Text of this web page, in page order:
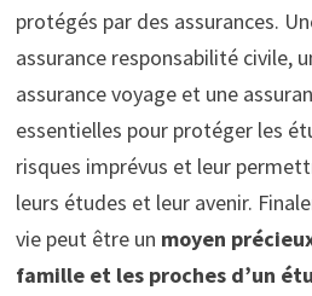
protégés par des assurances.
assurance responsabilité civile,
assurance voyage et une
essentielles pour protéger les
risques imprévus et leur
leurs études et leur avenir.
vie peut être un moyen
famille et les proches d’un